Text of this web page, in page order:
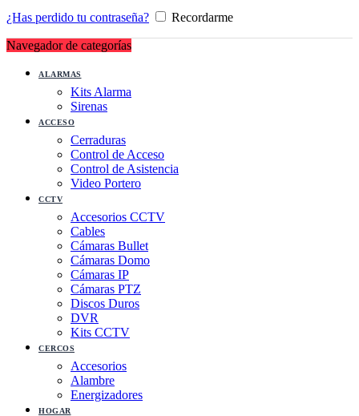
¿Has perdido tu contraseña? Recordarme
Navegador de categorías
ALARMAS
Kits Alarma
Sirenas
ACCESO
Cerraduras
Control de Acceso
Control de Asistencia
Video Portero
CCTV
Accesorios CCTV
Cables
Cámaras Bullet
Cámaras Domo
Cámaras IP
Cámaras PTZ
Discos Duros
DVR
Kits CCTV
CERCOS
Accesorios
Alambre
Energizadores
HOGAR